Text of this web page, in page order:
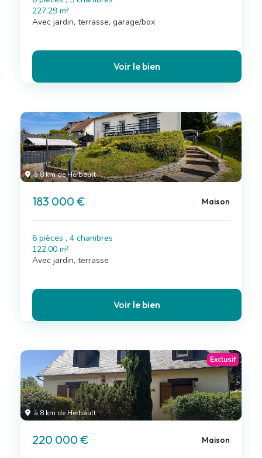
227.29 m²
Avec jardin, terrasse, garage/box
Voir le bien
à 8 km de Herbault
183 000 € Maison
6 pièces , 4 chambres
122.00 m²
Avec jardin, terrasse
Voir le bien
à 8 km de Herbault
Exclusif
220 000 € Maison